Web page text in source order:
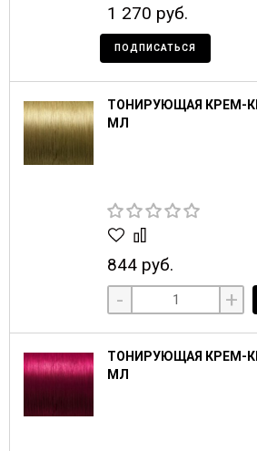
1 270 руб.
ПОДПИСАТЬСЯ
ТОНИРУЮЩАЯ КРЕМ-
МЛ
844 руб.
- +
ТОНИРУЮЩАЯ КРЕМ-
МЛ